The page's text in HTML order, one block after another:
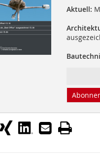
Aktuell: